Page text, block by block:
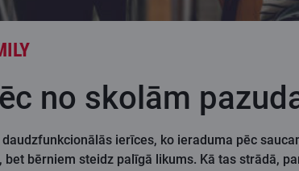
no skolām
ierīces, ko ieraduma pēc
bet bērniem steidz palīgā likums. Kā tas strādā,